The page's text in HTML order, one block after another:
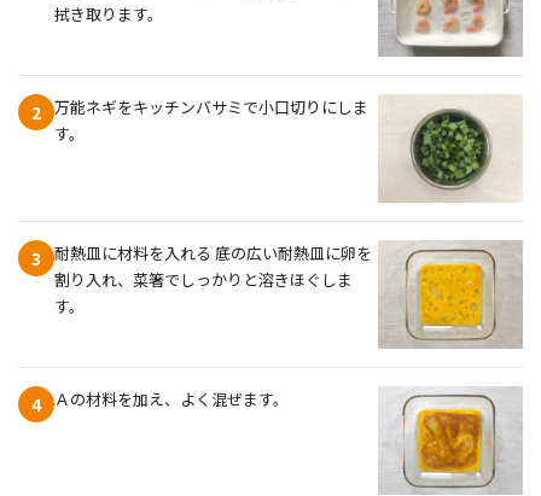
拭き取ります。
2 万能ネギをキッチンバサミで小口切りにしま
す。
3
耐熱皿に材料を入れる 底の広い耐熱皿に卵を
割り入れ、菜箸でしっかりと溶きほぐしま
す。
4 Ａの材料を加え、よく混ぜます。